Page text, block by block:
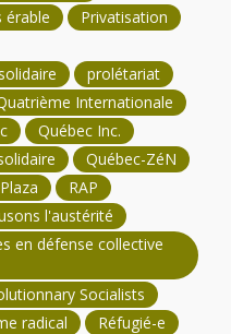
érable
Privatisation
prolétariat
Internationale
Québec Inc.
Québec-ZéN
RAP
l'austérité
en défense collective
Socialists
radical
Réfugié-e